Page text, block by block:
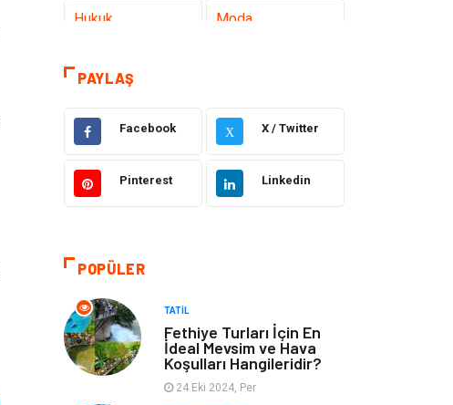
Hukuk Moda
Gündem
Genel Kültür
Metal Evlilik Rehberi
Finans & Ekonomi
PAYLAŞ
Facebook X X / Twitter
Pinterest Linkedin
POPÜLER
TATIL
Fethiye Turları İçin En
İdeal Mevsim ve Hava
Koşulları Hangileridir?
24 Eki 2024, Per